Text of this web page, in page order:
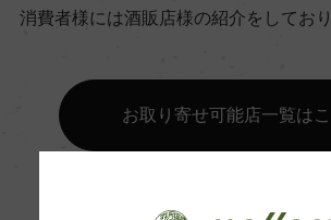
ー
コンクール入賞歴
消費者様には酒販店様の紹介をしてお
お取り寄せ可能店一覧は